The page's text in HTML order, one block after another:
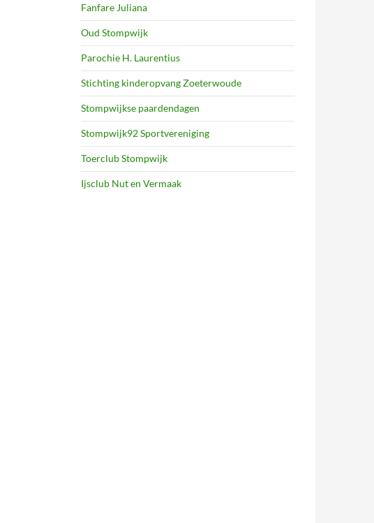
Fanfare Juliana
Oud Stompwijk
Parochie H. Laurentius
Stichting kinderopvang Zoeterwoude
Stompwijkse paardendagen
Stompwijk92 Sportvereniging
Toerclub Stompwijk
Ijsclub Nut en Vermaak